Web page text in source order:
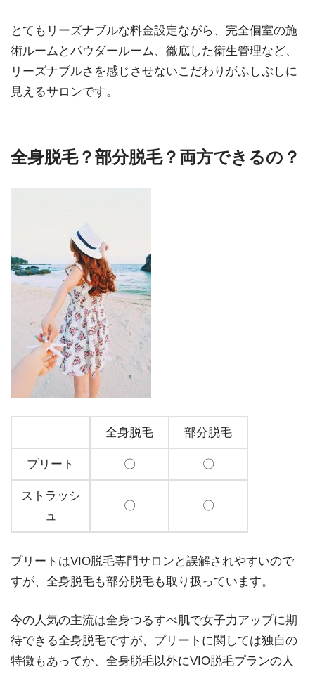
とてもリーズナブルな料金設定ながら、完全個室の施
術ルームとパウダールーム、徹底した衛生管理など、
リーズナブルさを感じさせないこだわりがふしぶしに
見えるサロンです。
全身脱毛？部分脱毛？両方できるの？
全身脱毛 部分脱毛
プリート 〇 〇
ストラッシ
ュ
〇 〇
プリートはVIO脱毛専門サロンと誤解されやすいので
すが、全身脱毛も部分脱毛も取り扱っています。
今の人気の主流は全身つるすべ肌で女子力アップに期
待できる全身脱毛ですが、プリートに関しては独自の
特徴もあってか、全身脱毛以外にVIO脱毛プランの人